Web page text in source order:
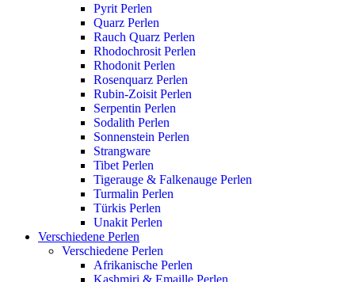
Pyrit Perlen
Quarz Perlen
Rauch Quarz Perlen
Rhodochrosit Perlen
Rhodonit Perlen
Rosenquarz Perlen
Rubin-Zoisit Perlen
Serpentin Perlen
Sodalith Perlen
Sonnenstein Perlen
Strangware
Tibet Perlen
Tigerauge & Falkenauge Perlen
Turmalin Perlen
Türkis Perlen
Unakit Perlen
Verschiedene Perlen
Verschiedene Perlen
Afrikanische Perlen
Kashmiri & Emaille Perlen